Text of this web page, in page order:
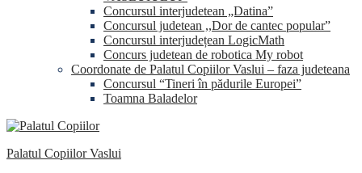
Concursul interjudetean „Datina”
Concursul judetean ,,Dor de cantec popular”
Concursul interjudețean LogicMath
Concurs judetean de robotica My robot
Coordonate de Palatul Copiilor Vaslui – faza judeteana
Concursul “Tineri în pădurile Europei”
Toamna Baladelor
Palatul Copiilor Vaslui